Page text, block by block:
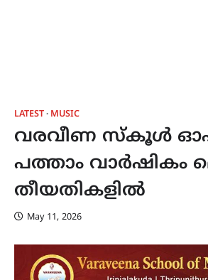
LATEST MUSIC
വരവീണ സ്കൂൾ
പത്താം വാർഷികം
തീയതികളിൽ
May 11, 2026